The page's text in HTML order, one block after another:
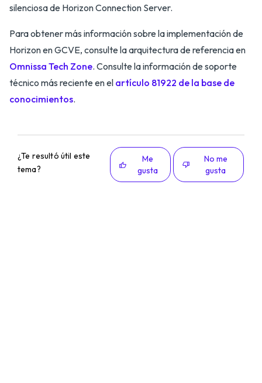
silenciosa de Horizon Connection Server.
Para obtener más información sobre la implementación de
Horizon en GCVE, consulte la arquitectura de referencia en
Omnissa Tech Zone. Consulte la información de soporte
técnico más reciente en el artículo 81922 de la base de
conocimientos.
¿Te resultó útil este
tema?
Me
gusta
No me
gusta